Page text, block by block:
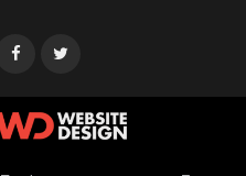
Facebook